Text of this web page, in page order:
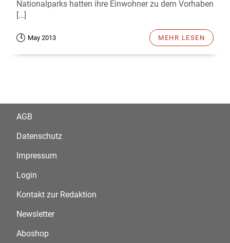
Nationalparks hatten ihre Einwohner zu dem Vorhaben
[…]
May 2013 MEHR LESEN
AGB
Datenschutz
Impressum
Login
Kontakt zur Redaktion
Newsletter
Aboshop